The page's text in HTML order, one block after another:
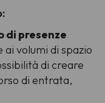
di presenze
volumi di spazio
di creare
di entrata,